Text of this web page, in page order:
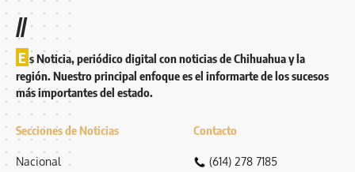
//
E s Noticia, periódico digital con noticias de Chihuahua y la
región. Nuestro principal enfoque es el informarte de los sucesos
más importantes del estado.
Secciones de Noticias
Nacional
Contacto
(614) 278 7185